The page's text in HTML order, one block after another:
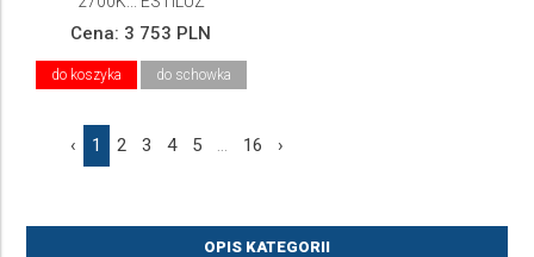
Cena: 3 753 PLN
do koszyka do schowka
‹ 1 2 3 4 5 ... 16 ›
OPIS KATEGORII